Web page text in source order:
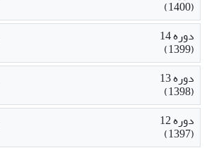
(1400)
دوره 14
(1399)
دوره 13
(1398)
دوره 12
(1397)